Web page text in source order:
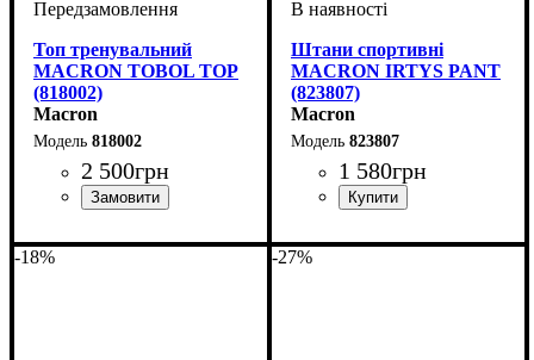
Топ тренувальний
MACRON TOBOL TOP
(818002)
Macron
818002
2 500грн
Штани спортивні
MACRON IRTYS PANT
(823807)
Macron
823807
1 580грн
-18% -27%